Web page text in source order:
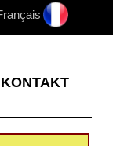
KONTAKT